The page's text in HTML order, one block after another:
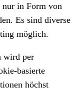
nur in Form von
Es sind diverse
möglich.
wird per
basierte
höchst